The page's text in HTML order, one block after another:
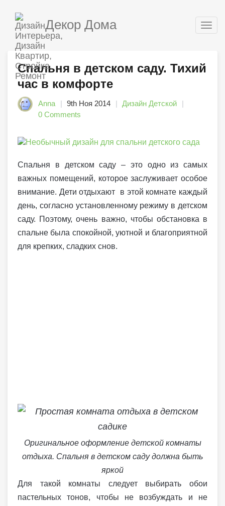
Декор Дома
Спальня в детском саду. Тихий
час в комфорте
Anna 9th Ноя 2014
Дизайн Детской
0 Comments
Спальня в детском саду – это одно из самых
важных помещений, которое заслуживает особое
внимание. Дети отдыхают в этой комнате каждый
день, согласно установленному режиму в детском
саду. Поэтому, очень важно, чтобы обстановка в
спальне была спокойной, уютной и благоприятной
для крепких, сладких снов.
Оригинальное оформление детской комнаты
отдыха. Спальня в детском саду должна быть
яркой
Для такой комнаты следует выбирать обои
пастельных тонов, чтобы не возбуждать и не